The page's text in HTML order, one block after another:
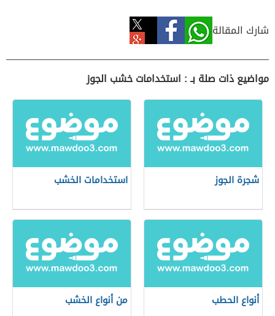
شارك المقالة
مواضيع ذات صلة بـ : استخدامات خشب الجوز
شجرة الجوز استخدامات الخشب
أنواع الحطب من أنواع الخشب